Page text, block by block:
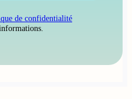
de confidentialité